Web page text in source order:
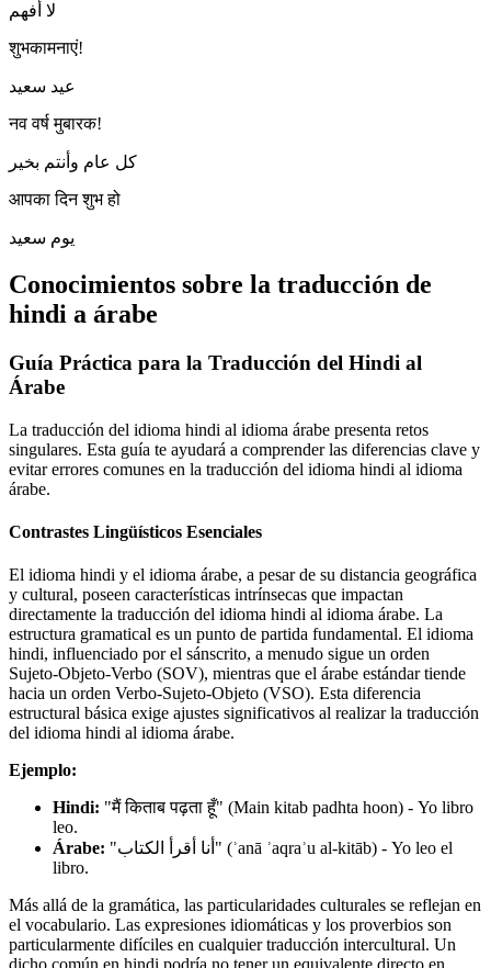
لا أفهم
शुभकामनाएं!
عيد سعيد
नव वर्ष मुबारक!
كل عام وأنتم بخير
आपका दिन शुभ हो
يوم سعيد
Conocimientos sobre la traducción de
hindi a árabe
Guía Práctica para la Traducción del Hindi al
Árabe
La traducción del idioma hindi al idioma árabe presenta retos
singulares. Esta guía te ayudará a comprender las diferencias clave y
evitar errores comunes en la traducción del idioma hindi al idioma
árabe.
Contrastes Lingüísticos Esenciales
El idioma hindi y el idioma árabe, a pesar de su distancia geográfica
y cultural, poseen características intrínsecas que impactan
directamente la traducción del idioma hindi al idioma árabe. La
estructura gramatical es un punto de partida fundamental. El idioma
hindi, influenciado por el sánscrito, a menudo sigue un orden
Sujeto-Objeto-Verbo (SOV), mientras que el árabe estándar tiende
hacia un orden Verbo-Sujeto-Objeto (VSO). Esta diferencia
estructural básica exige ajustes significativos al realizar la traducción
del idioma hindi al idioma árabe.
Ejemplo:
Hindi: "मैं किताब पढ़ता हूँ" (Main kitab padhta hoon) - Yo libro
leo.
Árabe: "أنا أقرأ الكتاب" (ʾanā ʾaqraʾu al-kitāb) - Yo leo el
libro.
Más allá de la gramática, las particularidades culturales se reflejan en
el vocabulario. Las expresiones idiomáticas y los proverbios son
particularmente difíciles en cualquier traducción intercultural. Un